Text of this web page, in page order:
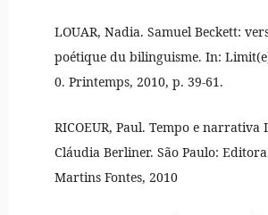
LOUAR, Nadia. Samuel Beckett:
poétique du bilinguisme. In:
0. Printemps, 2010, p. 39-61.
RICOEUR, Paul. Tempo e narrativa
Cláudia Berliner. São Paulo:
Martins Fontes, 2010